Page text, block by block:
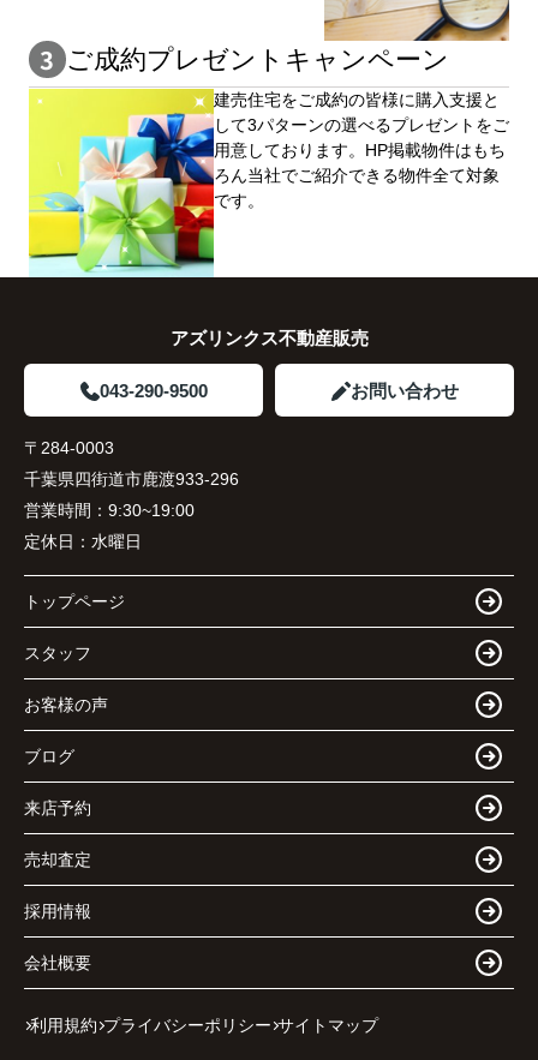
ご成約プレゼントキャンペーン
建売住宅をご成約の皆様に購⼊⽀援と
して3パターンの選べるプレゼントをご
用意しております。HP掲載物件はもち
ろん当社でご紹介できる物件全て対象
です。
アズリンクス不動産販売
043-290-9500 お問い合わせ
〒284-0003
千葉県四街道市鹿渡933-296
営業時間： 9:30~19:00
定休日： 水曜日
トップページ
スタッフ
お客様の声
ブログ
来店予約
売却査定
採用情報
会社概要
利用規約 プライバシーポリシー サイトマップ